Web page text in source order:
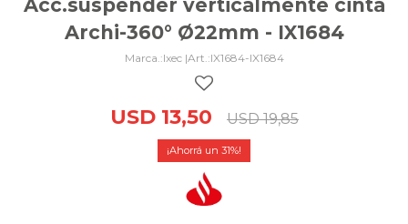
Acc.suspender verticalmente cinta
Archi-360° Ø22mm - IX1684
Ixec | IX1684-IX1684
USD 13,50 USD 19,85
31